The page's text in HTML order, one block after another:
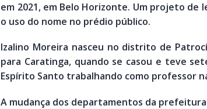
em 2021, em Belo Horizonte. Um projeto de
o uso do nome no prédio público.
Izalino Moreira nasceu no distrito de
para Caratinga, quando se casou e teve
Espírito Santo trabalhando como professor
A mudança dos departamentos da